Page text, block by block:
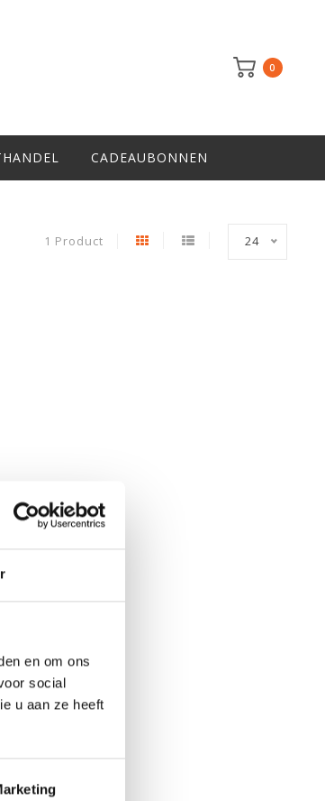
en om ons
social
u aan ze heeft
0
CADEAUBONNEN
1 Product 24